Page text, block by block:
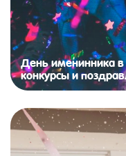
День именинника
конкурсы и